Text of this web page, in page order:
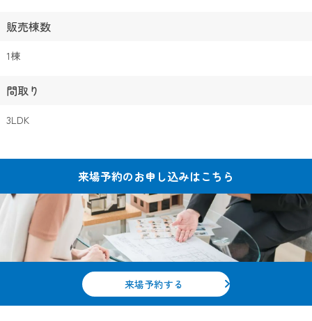
販売棟数
1棟
間取り
3LDK
来場予約のお申し込みはこちら
来場予約する